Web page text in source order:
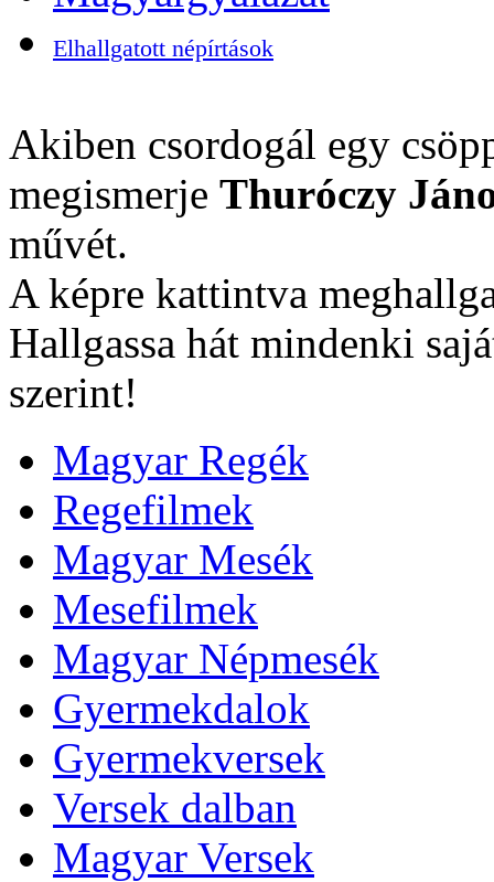
Elhallgatott népírtások
Akiben csordogál egy
megismerje Thuróczy
művét.
A képre kattintva
Hallgassa hát mindenki
szerint!
Magyar Regék
Regefilmek
Magyar Mesék
Mesefilmek
Magyar Népmesék
Gyermekdalok
Gyermekversek
Versek dalban
Magyar Versek